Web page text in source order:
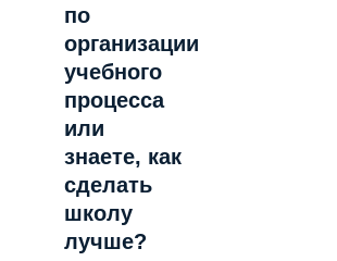
по
организации
учебного
процесса
или
знаете, как
сделать
школу
лучше?